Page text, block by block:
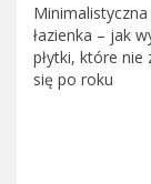
Minimalistyczna
łazienka – jak
płytki, które nie
się po roku